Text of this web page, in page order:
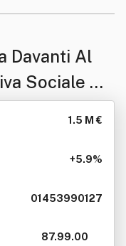
Davanti Al
Sociale A
1.5 M €
+5.9%
01453990127
87.99.00